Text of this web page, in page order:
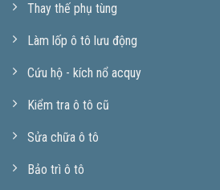
Thay thế phụ tùng
Làm lốp ô tô lưu động
Cứu hộ - kích nổ acquy
Kiểm tra ô tô cũ
Sửa chữa ô tô
Bảo trì ô tô